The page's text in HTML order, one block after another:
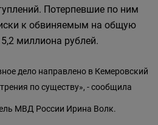
Потерпевшие по ним
к обвиняемым на общую
миллиона рублей.
дело направлено в Кемеровский
по существу», - сообщила
МВД России Ирина Волк.